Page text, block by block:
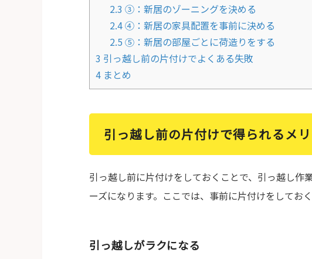
2.3 ③：新居のゾーニングを決める
2.4④：新居の家具配置を事前に決める
2.5 ⑤：新居の部屋ごとに荷造りをする
3 引っ越し前の片付けでよくある失敗
4 まとめ
引っ越し前の片付けで得られるメ
引っ越し前に片付けをしておくことで、引っ越し作
ーズになります。ここでは、事前に片付けをしてお
引っ越しがラクになる